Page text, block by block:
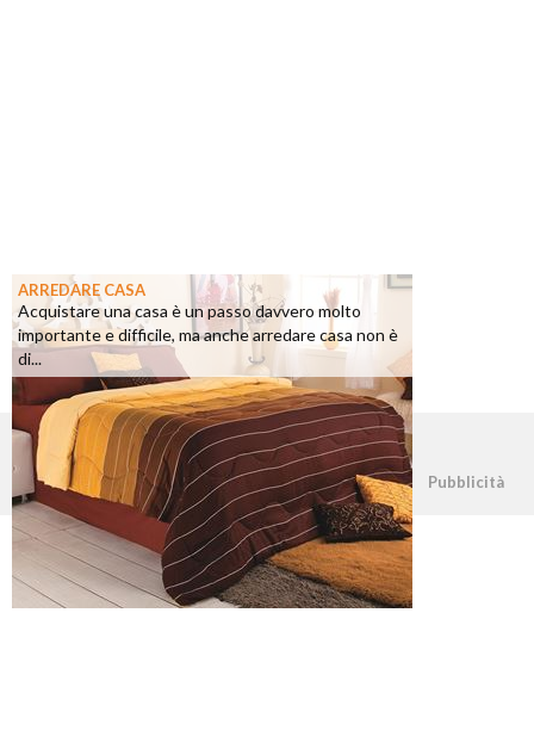
ARREDARE CASA
Acquistare una casa è un passo davvero molto
importante e difficile, ma anche arredare casa non è
di...
©2026 - casapratica.net - p.iva 03338800984 Pubblicità